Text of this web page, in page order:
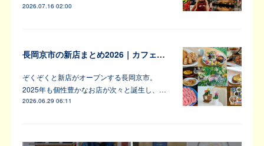
2026.07.16 02:00
長岡京市の新店まとめ2026｜カフェ・居酒屋・韓国料理など注目6軒
ぞくぞくと新店がオープンする長岡京市。
2025年も個性豊かなお店が次々と誕生し、…
2026.06.29 06:11